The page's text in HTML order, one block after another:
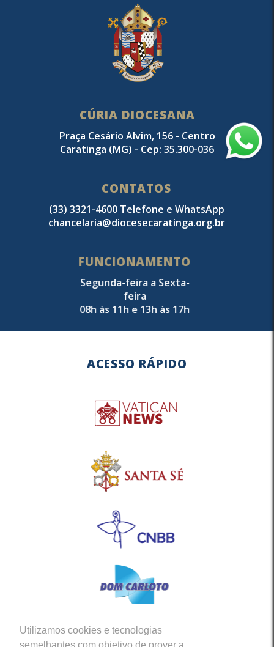
Utilizamos cookies e tecnologias
CÚRIA DIOCESANA
Praça Cesário Alvim, 156 - Centro
Caratinga (MG) - Cep: 35.300-036
CONTATOS
(33) 3321-4600 Telefone e WhatsApp
chancelaria@diocesecaratinga.org.br
FUNCIONAMENTO
Segunda-feira a Sexta-
feira
08h às 11h e 13h às 17h
ACESSO RÁPIDO
Siga-nos em nossas Redes Sociais